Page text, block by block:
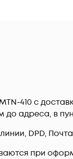
MTN-410 c
до адреса, в
DPD,
при